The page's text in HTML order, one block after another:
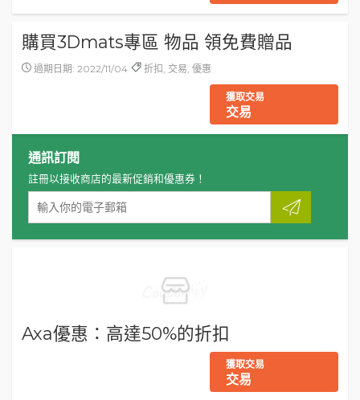
購買3Dmats專區 物品 領免費贈品
過期日期: 2022/11/04 折扣, 交易, 優惠
獲取交易
交易
通訊訂閱
註冊以接收商店的最新促銷和優惠券！
Axa優惠：高達50%的折扣
獲取交易
交易